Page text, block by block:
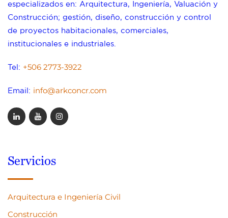
especializados en: Arquitectura, Ingeniería, Valuación y
Construcción; gestión, diseño, construcción y control
de proyectos habitacionales, comerciales,
institucionales e industriales.
Tel: +506 2773-3922
Email: info@arkconcr.com
Servicios
Arquitectura e Ingeniería Civil
Construcción